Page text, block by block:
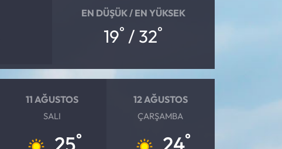
EN DÜŞÜK / EN YÜKSEK
19° / 32°
11 AĞUSTOS
SALI
°
12 AĞUSTOS
ÇARŞAMBA
°